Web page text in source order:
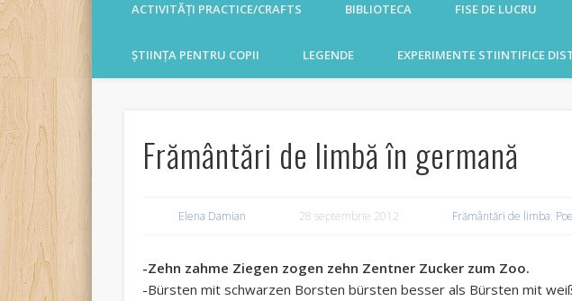
ACTIVITĂȚI PRACTICE/CRAFTS BIBLIOTECA FISE DE LUCRU
ȘTIINȚA PENTRU COPII LEGENDE EXPERIMENTE STIINTIFICE
Frământări de limbă în germană
Elena Damian 28 septembrie 2012 Frământări de limba,
-Zehn zahme Ziegen zogen zehn Zentner Zucker zum Zoo.
-Bürsten mit schwarzen Borsten bürsten besser als Bürsten mit